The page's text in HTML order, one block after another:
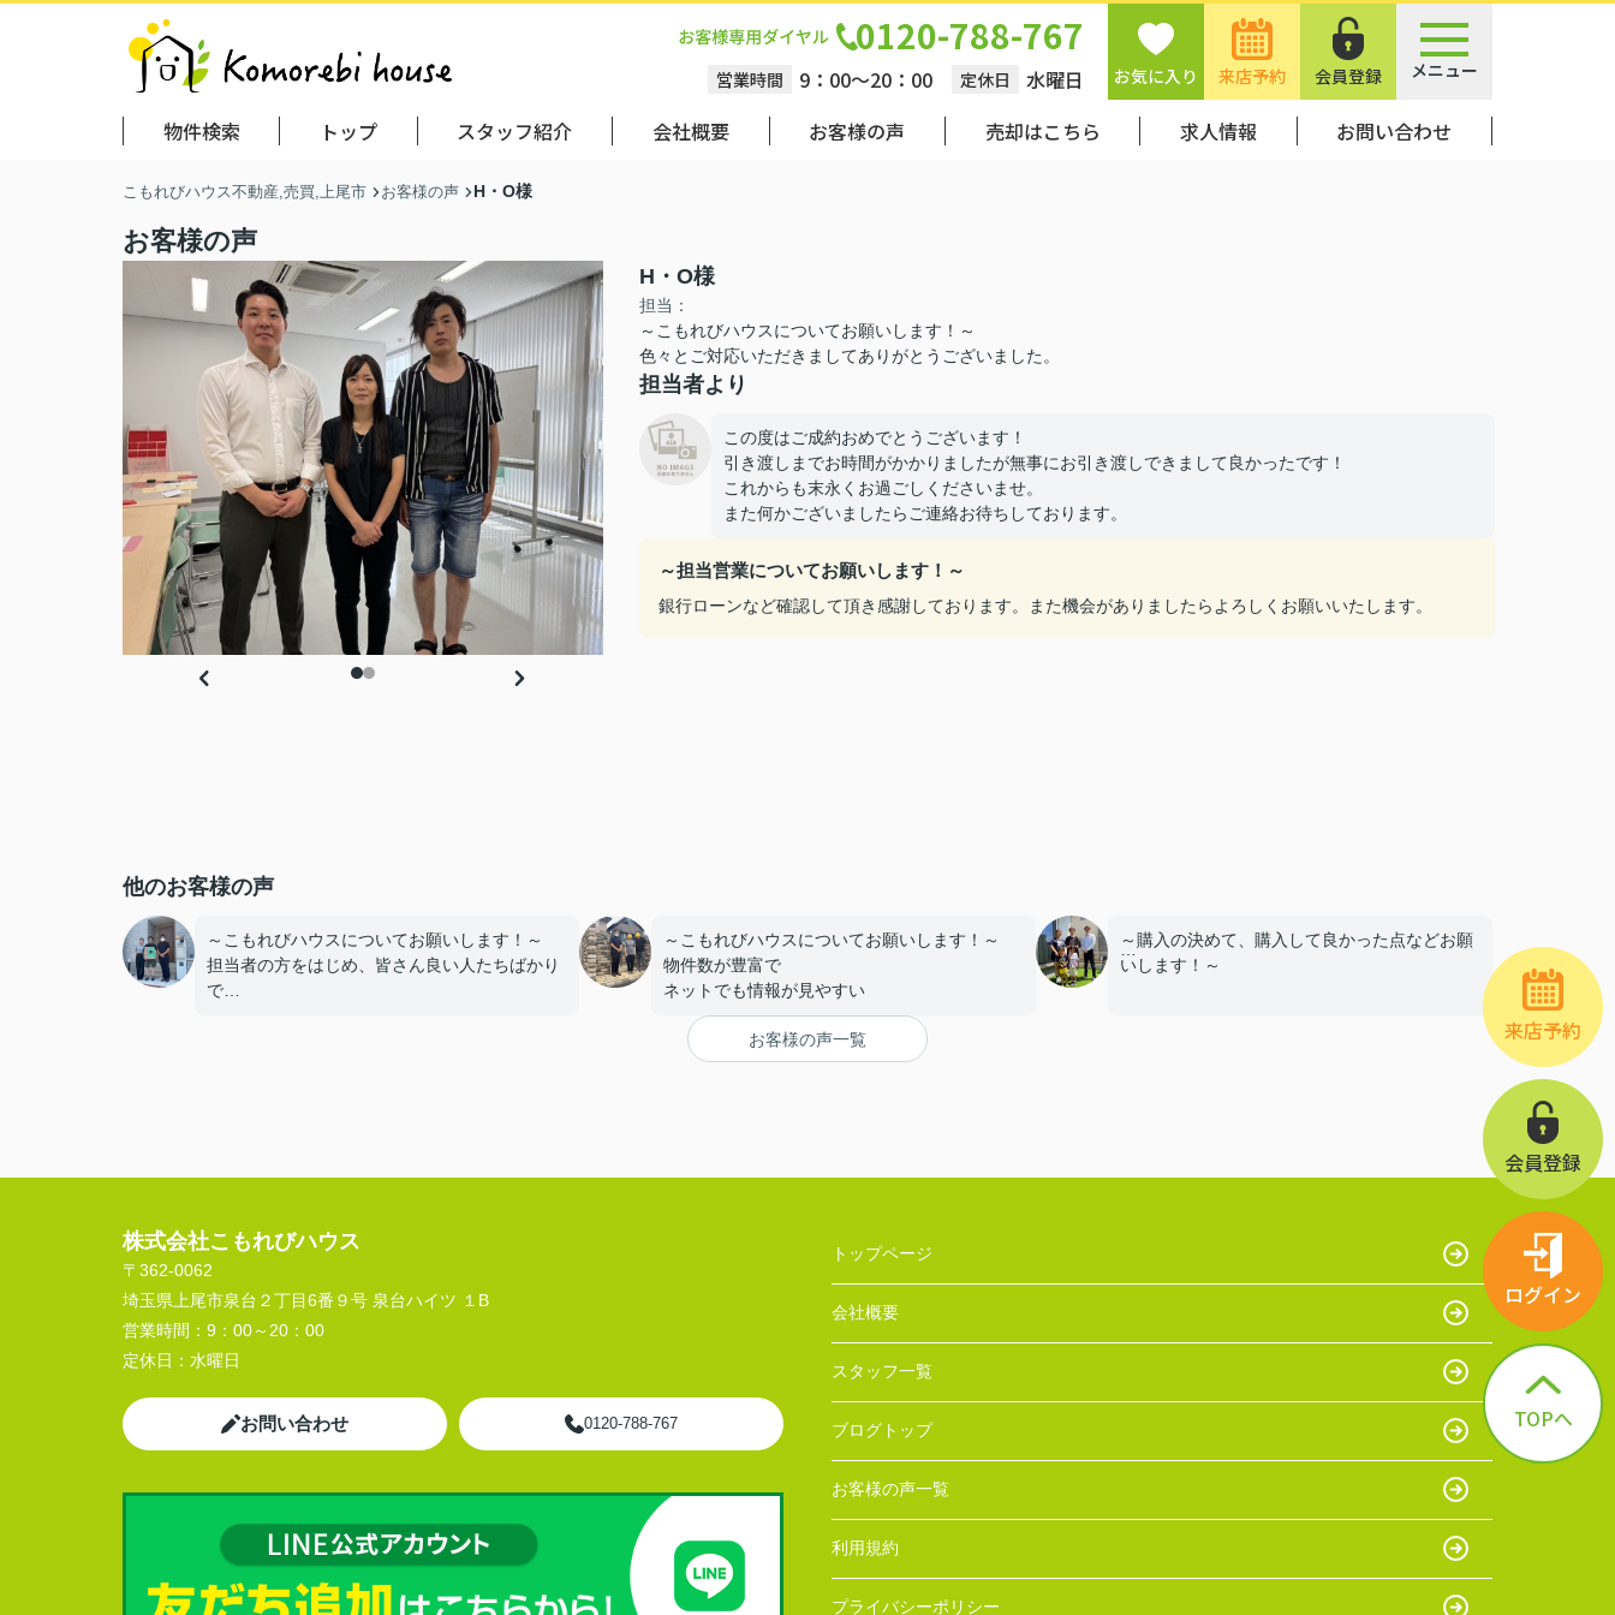
0120-788-767
営業時間 9：00～20：00 定休日 水曜日 お気に入り 来店予約 会員登録 メニュー
物件検索 トップ スタッフ紹介 会社概要 お客様の声 売却はこちら 求人情報 お問い合わせ
来店予約
会員登録
ログイン
TOPへ
こもれびハウス不動産,売買,上尾市 お客様の声 H・O様
お客様の声
H・O様
担当：
～こもれびハウスについてお願いします！～
色々とご対応いただきましてありがとうございました。
担当者より
この度はご成約おめでとうございます！
引き渡しまでお時間がかかりましたが無事にお引き渡しできまして良かったです！
これからも末永くお過ごしくださいませ。
また何かございましたらご連絡お待ちしております。
～担当営業についてお願いします！～
銀行ローンなど確認して頂き感謝しております。また機会がありましたらよろしくお願いいたします。
他のお客様の声
～こもれびハウスについてお願いします！～
担当者の方をはじめ、皆さん良い人たちばかり
で
～こもれびハウスについてお願いします！～
物件数が豊富で
ネットでも情報が見やすい
～購入の決めて、購入して良かった点などお願
いします！～
お客様の声一覧
株式会社こもれびハウス
〒362-0062
埼玉県上尾市泉台２丁目6番９号 泉台ハイツ １B
営業時間： 9：00～20：00
定休日： 水曜日
お問い合わせ 0120-788-767
トップページ
会社概要
スタッフ一覧
ブログトップ
お客様の声一覧
利用規約
プライバシーポリシー